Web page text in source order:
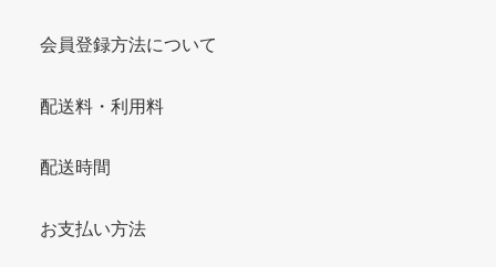
会員登録方法について
配送料・利用料
配送時間
お支払い方法